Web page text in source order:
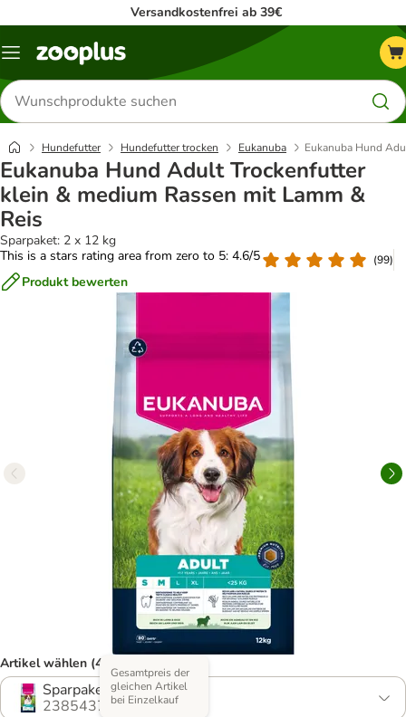
Versandkostenfrei ab 39€
Menü
Produkte
suchen
Hundefutter Hundefutter trocken Eukanuba Eukanuba Hund
Eukanuba Hund Adult Trockenfutter
klein & medium Rassen mit Lamm &
Reis
Sparpaket: 2 x 12 kg
This is a stars rating area from zero to 5: 4.6/5
(99)
Produkt bewerten
Artikel wählen (4 Varianten)
Sparpaket: 2 x 12 kg
2385437.0
Gesamtpreis der
gleichen Artikel
bei Einzelkauf